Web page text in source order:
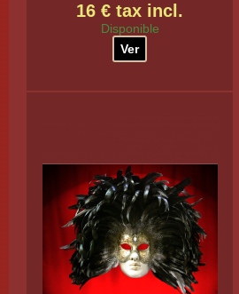
16 € tax incl.
Disponible
Ver